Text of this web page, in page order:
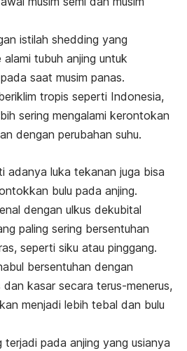
istilah shedding yang
tubuh anjing untuk
saat musim panas.
tropis seperti Indonesia,
sering mengalami kerontokan
dengan perubahan suhu.
adanya luka tekanan juga bisa
bulu pada anjing.
dengan ulkus dekubital
paling sering bersentuhan
seperti siku atau pinggang.
bersentuhan dengan
kasar secara terus-menerus,
menjadi lebih tebal dan bulu
terjadi pada anjing yang usianya